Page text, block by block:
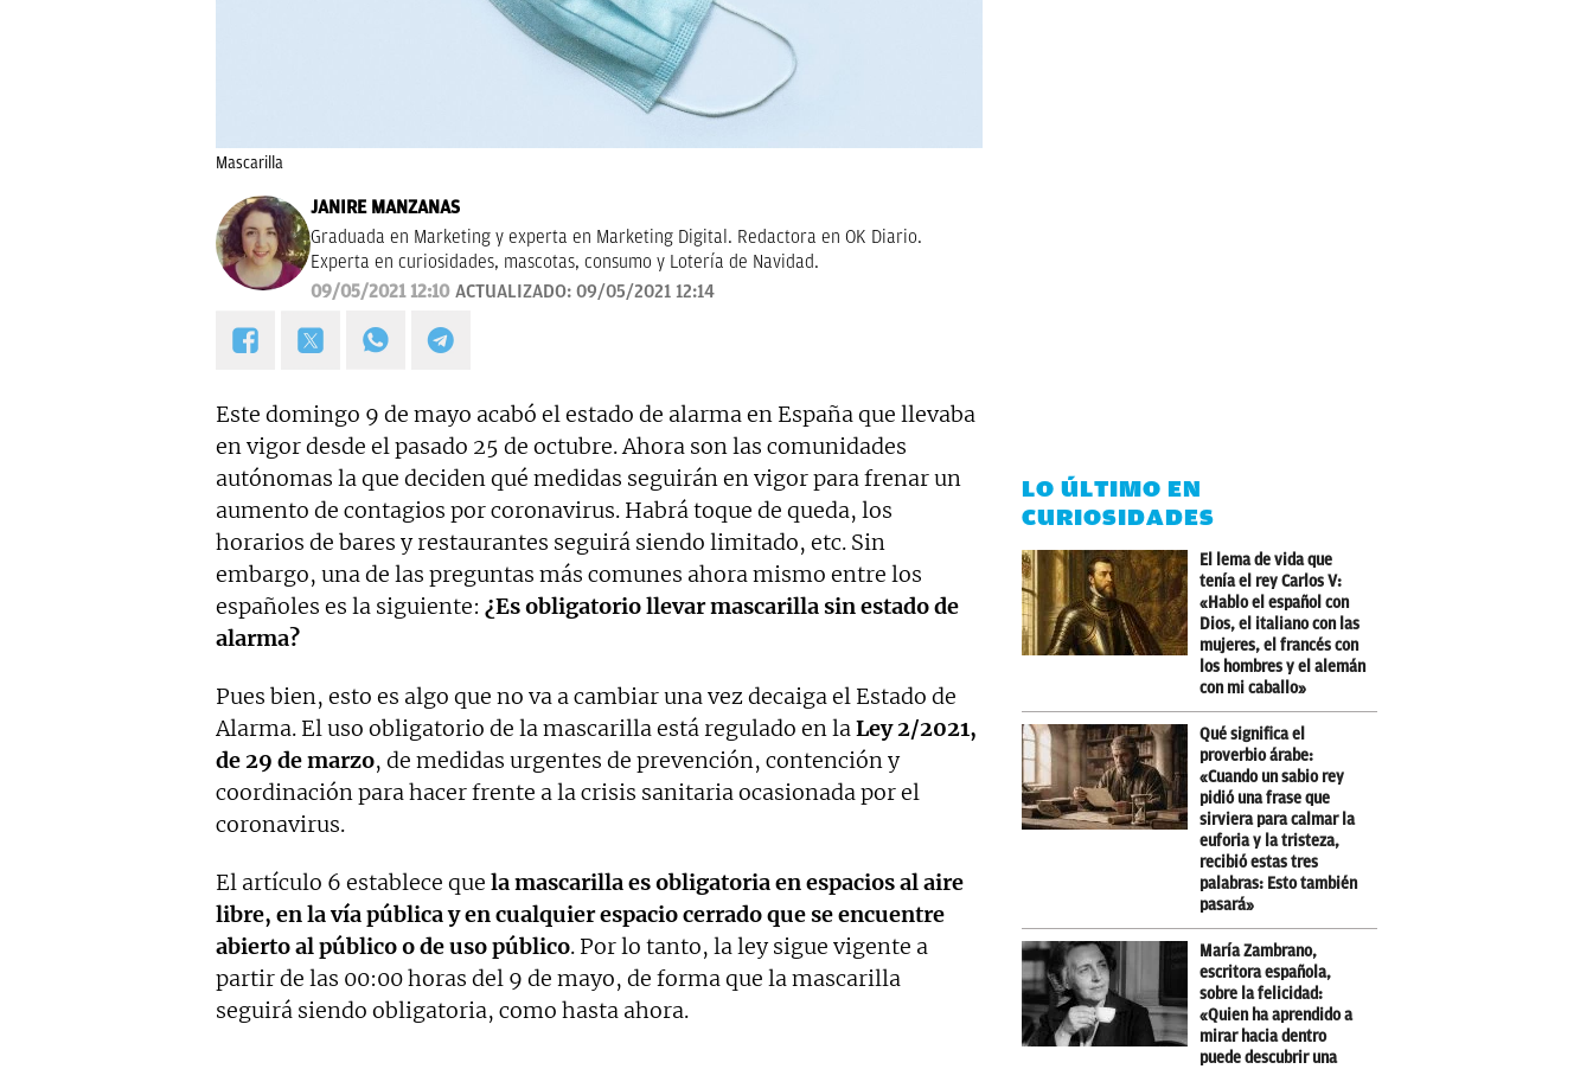
Mascarilla
JANIRE MANZANAS
Graduada en Marketing y experta en Marketing Digital. Redactora en OK Diario.
Experta en curiosidades, mascotas, consumo y Lotería de Navidad.
09/05/2021 12:10 ACTUALIZADO: 09/05/2021 12:14
Este domingo 9 de mayo acabó el estado de alarma en España que llevaba
en vigor desde el pasado 25 de octubre. Ahora son las comunidades
autónomas la que deciden qué medidas seguirán en vigor para frenar un
aumento de contagios por coronavirus. Habrá toque de queda, los
horarios de bares y restaurantes seguirá siendo limitado, etc. Sin
embargo, una de las preguntas más comunes ahora mismo entre los
españoles es la siguiente: ¿Es obligatorio llevar mascarilla sin estado de
alarma?
Pues bien, esto es algo que no va a cambiar una vez decaiga el Estado de
Alarma. El uso obligatorio de la mascarilla está regulado en laLey 2/2021,
de 29 de marzo, de medidas urgentes de prevención, contención y
coordinación para hacer frente a la crisis sanitaria ocasionada por el
coronavirus.
El artículo 6 establece que la mascarilla es obligatoria en espacios al aire
libre, en la vía pública y en cualquier espacio cerrado que se encuentre
abierto al público o de uso público. Por lo tanto, la ley sigue vigente a
partir de las 00:00 horas del 9 de mayo, de forma que la mascarilla
seguirá siendo obligatoria, como hasta ahora.
LO ÚLTIMO EN
CURIOSIDADES
El lema de vida que
tenía el rey Carlos V:
«Hablo el español con
Dios, el italiano con las
mujeres, el francés con
los hombres y el alemán
con mi caballo»
Qué significa el
proverbio árabe:
«Cuando un sabio rey
pidió una frase que
sirviera para calmar la
euforia y la tristeza,
recibió estas tres
palabras: Esto también
pasará»
María Zambrano,
escritora española,
sobre la felicidad:
«Quien ha aprendido a
mirar hacia dentro
puede descubrir una